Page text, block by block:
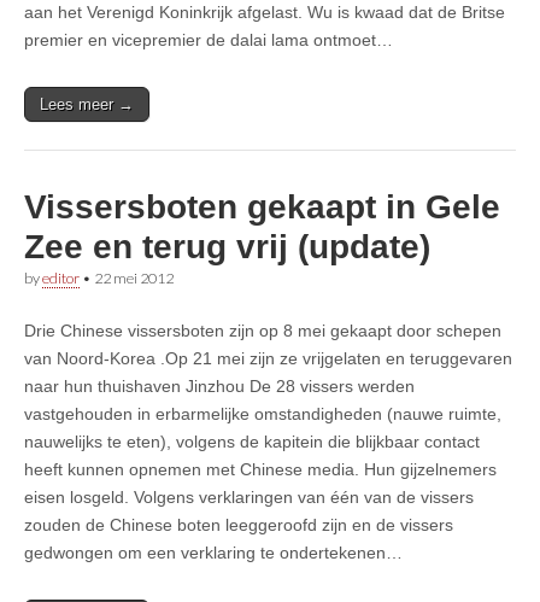
aan het Verenigd Koninkrijk afgelast. Wu is kwaad dat de Britse
premier en vicepremier de dalai lama ontmoet…
Lees meer →
Vissersboten gekaapt in Gele
Zee en terug vrij (update)
byeditor • 22 mei 2012
Drie Chinese vissersboten zijn op 8 mei gekaapt door schepen
van Noord-Korea .Op 21 mei zijn ze vrijgelaten en teruggevaren
naar hun thuishaven Jinzhou De 28 vissers werden
vastgehouden in erbarmelijke omstandigheden (nauwe ruimte,
nauwelijks te eten), volgens de kapitein die blijkbaar contact
heeft kunnen opnemen met Chinese media. Hun gijzelnemers
eisen losgeld. Volgens verklaringen van één van de vissers
zouden de Chinese boten leeggeroofd zijn en de vissers
gedwongen om een verklaring te ondertekenen…